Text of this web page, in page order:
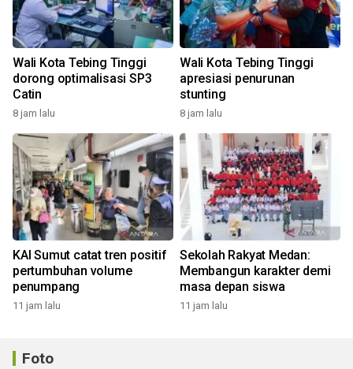
Wali Kota Tebing Tinggi
dorong optimalisasi SP3
Catin
8 jam lalu
Wali Kota Tebing Tinggi
apresiasi penurunan
stunting
8 jam lalu
KAI Sumut catat tren positif
pertumbuhan volume
penumpang
11 jam lalu
Sekolah Rakyat Medan:
Membangun karakter demi
masa depan siswa
11 jam lalu
Foto